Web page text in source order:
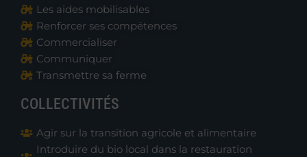
Les aides mobilisables
Renforcer ses compétences
Commercialiser
Communiquer
Transmettre sa ferme
COLLECTIVITÉS
Agir sur la transition agricole et alimentaire
Introduire du bio local dans la restauration